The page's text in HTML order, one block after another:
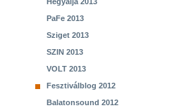
PaFe 2013
Sziget 2013
SZIN 2013
VOLT 2013
Fesztiválblog 2012
Balatonsound 2012